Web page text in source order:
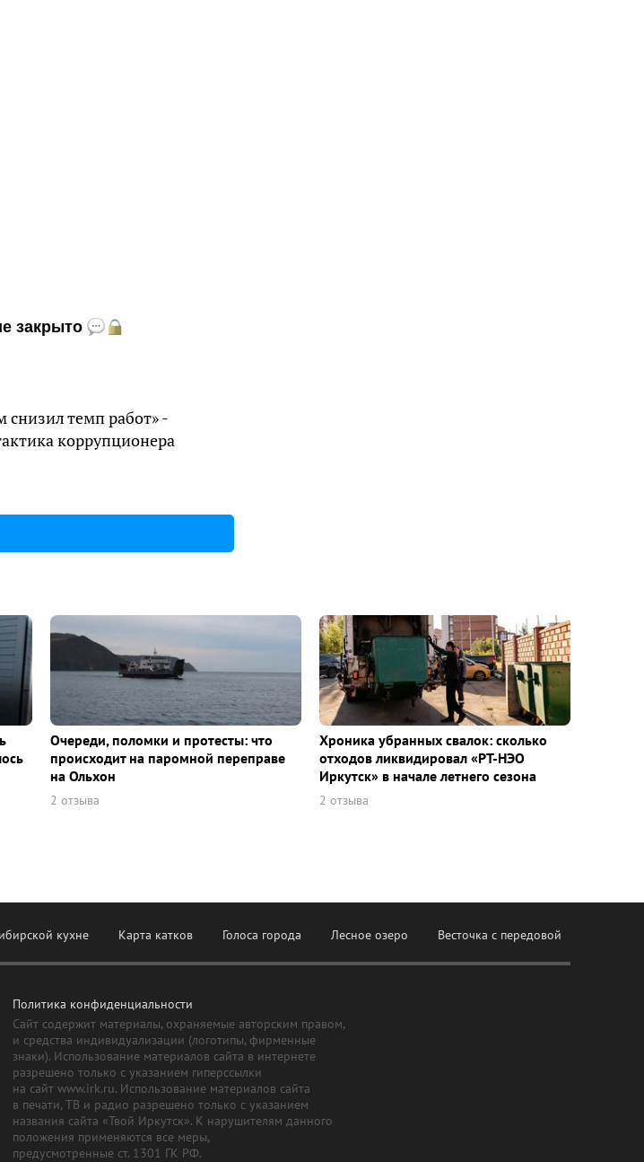
закрыто
снизил темп работ» -
коррупционера
Очереди, поломки и протесты: что
происходит на паромной переправе
на Ольхон
2 отзыва
Хроника убранных свалок: сколько
отходов ликвидировал «РТ-НЭО
Иркутск» в начале летнего сезона
2 отзыва
кухне Карта катков Голоса города Лесное озеро Весточка с передовой
Политика конфиденциальности
Сайт содержит материалы, охраняемые авторским правом,
и средства индивидуализации (логотипы, фирменные
знаки). Использование материалов сайта в интернете
разрешено только с указанием гиперссылки
на сайт www.irk.ru. Использование материалов сайта
в печати, ТВ и радио разрешено только с указанием
названия сайта «Твой Иркутск». К нарушителям данного
положения применяются все меры,
предусмотренные ст. 1301 ГК РФ.